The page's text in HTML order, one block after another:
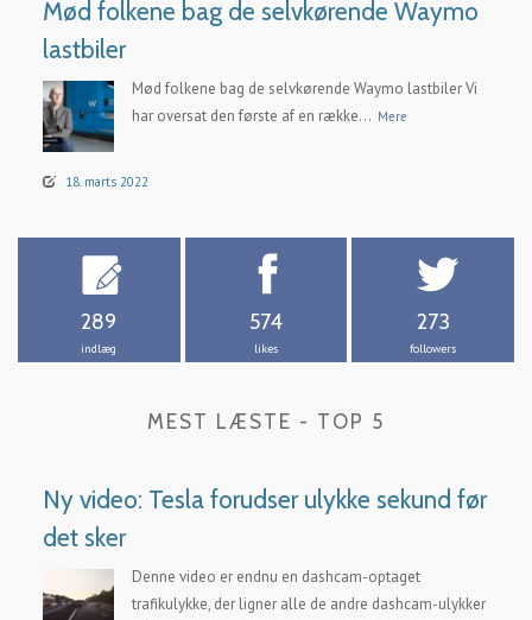
Mød folkene bag de selvkørende Waymo
lastbiler
Mød folkene bag de selvkørende Waymo lastbiler Vi
har oversat den første af en række... Mere
18. marts 2022
289
indlæg
574
likes
273
followers
MEST LÆSTE - TOP 5
Ny video: Tesla forudser ulykke sekund før
det sker
Denne video er endnu en dashcam-optaget
trafikulykke, der ligner alle de andre dashcam-ulykker